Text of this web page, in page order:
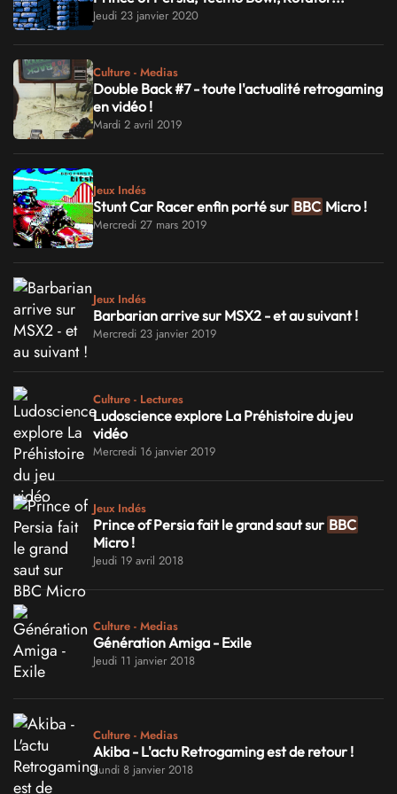
Jeudi 23 janvier 2020
Culture - Medias
Double Back #7 - toute l'actualité retrogaming
en vidéo !
Mardi 2 avril 2019
Jeux Indés
Stunt Car Racer enfin porté sur BBC Micro !
Mercredi 27 mars 2019
Jeux Indés
Barbarian arrive sur MSX2 - et au suivant !
Mercredi 23 janvier 2019
Culture - Lectures
Ludoscience explore La Préhistoire du jeu
vidéo
Mercredi 16 janvier 2019
Jeux Indés
Prince of Persia fait le grand saut sur BBC
Micro !
Jeudi 19 avril 2018
Culture - Medias
Génération Amiga - Exile
Jeudi 11 janvier 2018
Culture - Medias
Akiba - L'actu Retrogaming est de retour !
Lundi 8 janvier 2018